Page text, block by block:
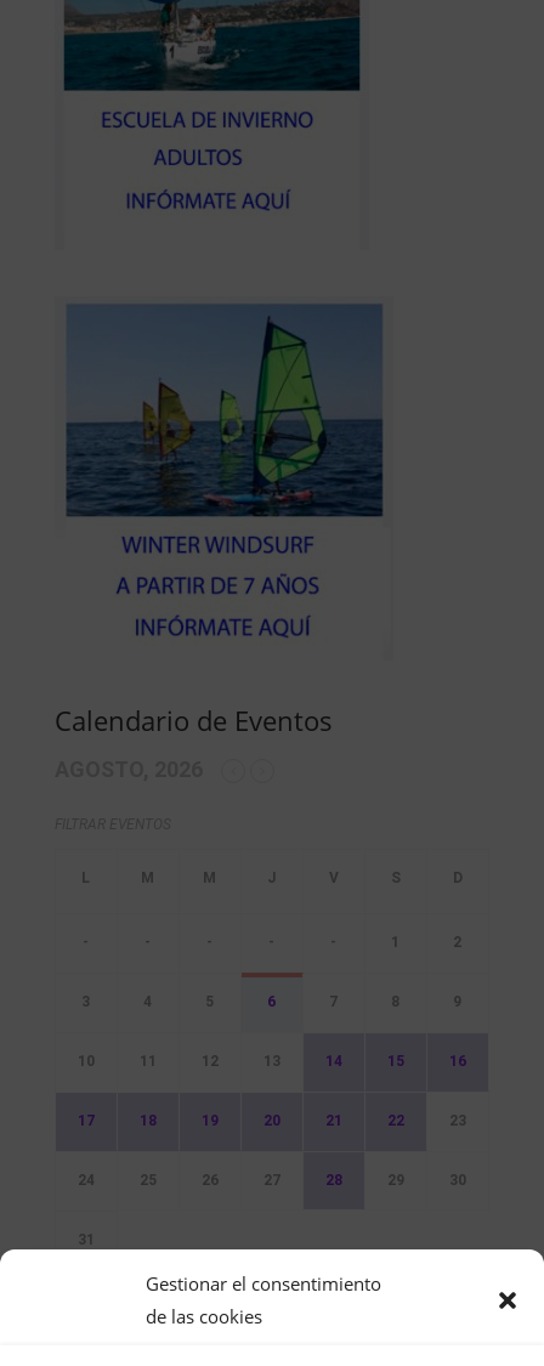
Gestionar el consentimiento
de las cookies
Calendario de Eventos
- - - - - 1 2
3 4 5 6 7 8 9
10 11 12 13 14 15 16
17 18 19 20 21 22 23
24 25 26 27 28 29 30
31
Sin Eventos